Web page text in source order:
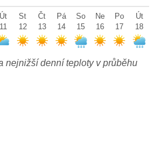
Út
11
St
12
Čt
13
Pá
14
So
15
Ne
16
Po
17
Út
18
nejnižší denní teploty v průběhu